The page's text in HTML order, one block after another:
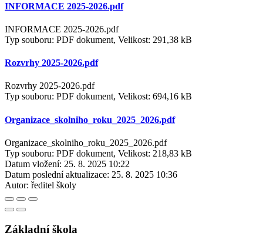
INFORMACE 2025-2026.pdf
INFORMACE 2025-2026.pdf
Typ souboru: PDF dokument, Velikost: 291,38 kB
Rozvrhy 2025-2026.pdf
Rozvrhy 2025-2026.pdf
Typ souboru: PDF dokument, Velikost: 694,16 kB
Organizace_skolniho_roku_2025_2026.pdf
Organizace_skolniho_roku_2025_2026.pdf
Typ souboru: PDF dokument, Velikost: 218,83 kB
Datum vložení: 25. 8. 2025 10:22
Datum poslední aktualizace: 25. 8. 2025 10:36
Autor: ředitel školy
Základní škola